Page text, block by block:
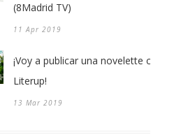
(8Madrid TV)
11 Apr 2019
¡Voy a publicar una novelette con
Literup!
13 Mar 2019